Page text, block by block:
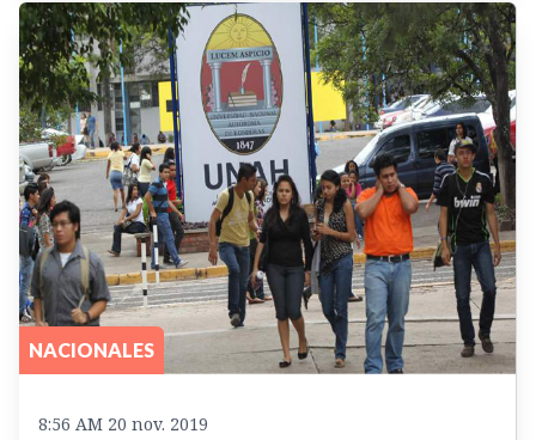
NACIONALES
8:56 AM 20 nov. 2019